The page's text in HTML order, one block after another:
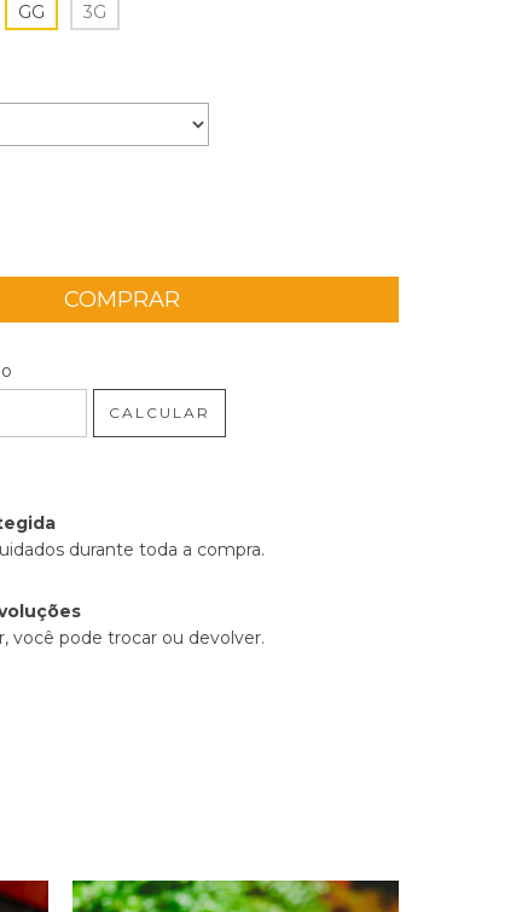
GG 3G
CALCULAR
durante toda a compra.
você pode trocar ou devolver.